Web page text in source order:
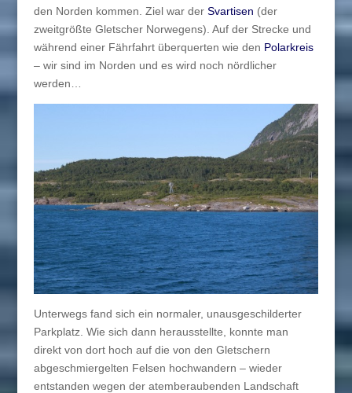
den Norden kommen. Ziel war der Svartisen (der
zweitgrößte Gletscher Norwegens). Auf der Strecke und
während einer Fährfahrt überquerten wie den Polarkreis
– wir sind im Norden und es wird noch nördlicher
werden…
Unterwegs fand sich ein normaler, unausgeschilderter
Parkplatz. Wie sich dann herausstellte, konnte man
direkt von dort hoch auf die von den Gletschern
abgeschmiergelten Felsen hochwandern – wieder
entstanden wegen der atemberaubenden Landschaft